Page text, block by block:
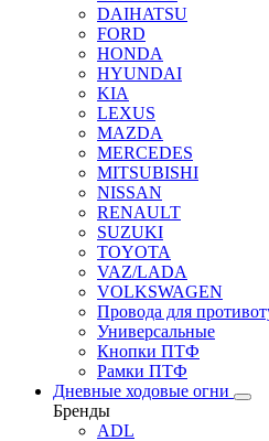
DAIHATSU
FORD
HONDA
HYUNDAI
KIA
LEXUS
MAZDA
MERCEDES
MITSUBISHI
NISSAN
RENAULT
SUZUKI
TOYOTA
VAZ/LADA
VOLKSWAGEN
Провода для
Универсальные
Кнопки ПТФ
Рамки ПТФ
Дневные ходовые огни
Бренды
ADL